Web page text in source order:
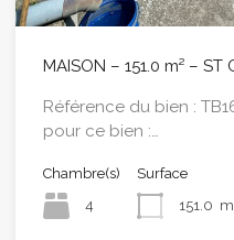
MAISON – 151.0 m² – ST
Référence du bien :
pour ce bien :…
Chambre(s)
4
Surface
151.0